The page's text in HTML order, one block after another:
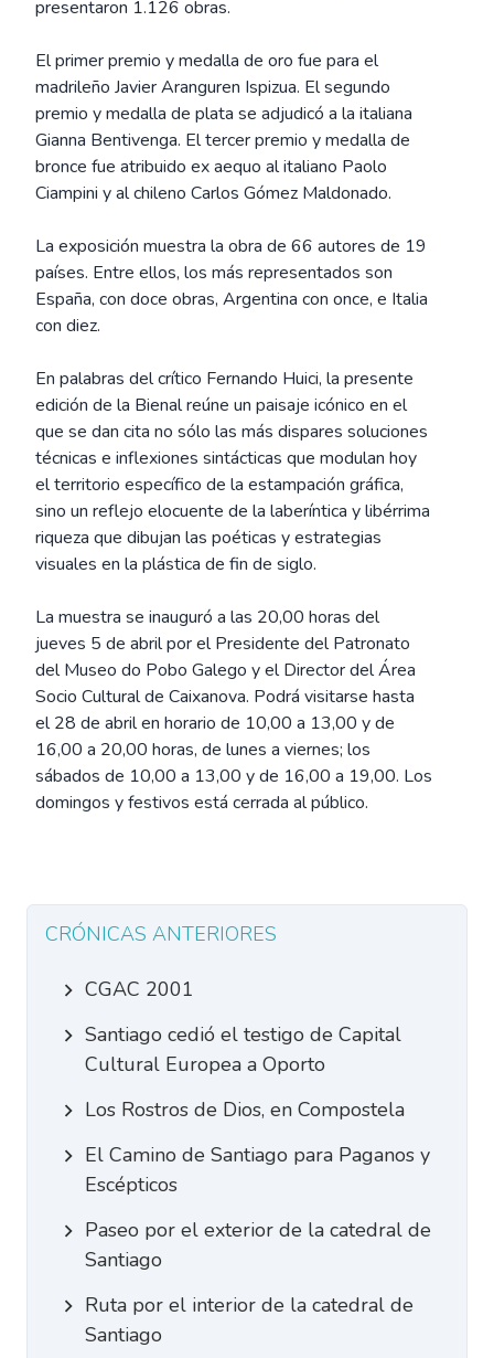
presentaron 1.126 obras.
El primer premio y medalla de oro fue para el
madrileño Javier Aranguren Ispizua. El segundo
premio y medalla de plata se adjudicó a la italiana
Gianna Bentivenga. El tercer premio y medalla de
bronce fue atribuido ex aequo al italiano Paolo
Ciampini y al chileno Carlos Gómez Maldonado.
La exposición muestra la obra de 66 autores de 19
países. Entre ellos, los más representados son
España, con doce obras, Argentina con once, e Italia
con diez.
En palabras del crítico Fernando Huici, la presente
edición de la Bienal reúne un paisaje icónico en el
que se dan cita no sólo las más dispares soluciones
técnicas e inflexiones sintácticas que modulan hoy
el territorio específico de la estampación gráfica,
sino un reflejo elocuente de la laberíntica y libérrima
riqueza que dibujan las poéticas y estrategias
visuales en la plástica de fin de siglo.
La muestra se inauguró a las 20,00 horas del
jueves 5 de abril por el Presidente del Patronato
del Museo do Pobo Galego y el Director del Área
Socio Cultural de Caixanova. Podrá visitarse hasta
el 28 de abril en horario de 10,00 a 13,00 y de
16,00 a 20,00 horas, de lunes a viernes; los
sábados de 10,00 a 13,00 y de 16,00 a 19,00. Los
domingos y festivos está cerrada al público.
CRÓNICAS ANTERIORES
CGAC 2001
Santiago cedió el testigo de Capital
Cultural Europea a Oporto
Los Rostros de Dios, en Compostela
El Camino de Santiago para Paganos y
Escépticos
Paseo por el exterior de la catedral de
Santiago
Ruta por el interior de la catedral de
Santiago